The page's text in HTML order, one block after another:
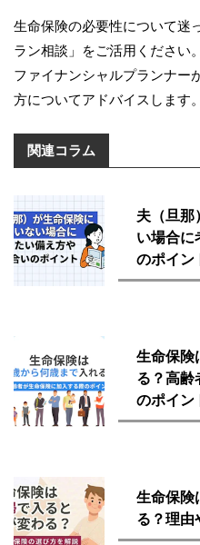
生命保険の必要性について迷
ラン相談」をご活用ください
ファイナンシャルプランナー
方についてアドバイスします。
関連コラム
夫（旦那
い場合に
のポイン
生命保険
る？高齢
のポイン
生命保険
る？理由